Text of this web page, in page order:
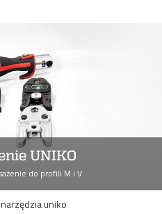
UNIKO
do profili M i V
narzędzia uniko